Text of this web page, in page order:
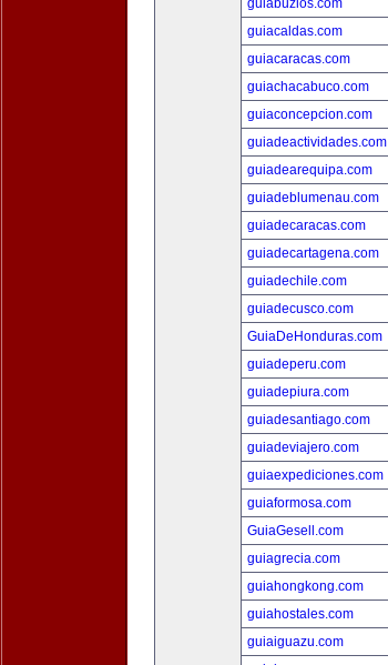
guiabuzios.com
guiacaldas.com
guiacaracas.com
guiachacabuco.com
guiaconcepcion.com
guiadeactividades.com
guiadearequipa.com
guiadeblumenau.com
guiadecaracas.com
guiadecartagena.com
guiadechile.com
guiadecusco.com
GuiaDeHonduras.com
guiadeperu.com
guiadepiura.com
guiadesantiago.com
guiadeviajero.com
guiaexpediciones.com
guiaformosa.com
GuiaGesell.com
guiagrecia.com
guiahongkong.com
guiahostales.com
guiaiguazu.com